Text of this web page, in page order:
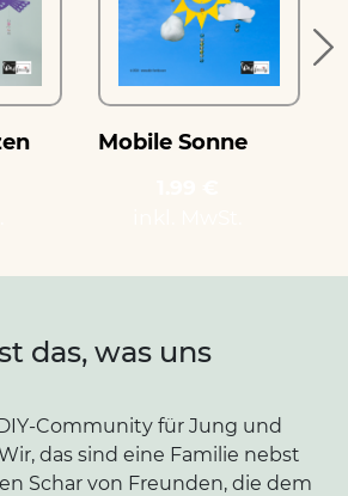
Mobile Sonne
das, was uns
Community für Jung und
das sind eine Familie nebst
Schar von Freunden, die dem